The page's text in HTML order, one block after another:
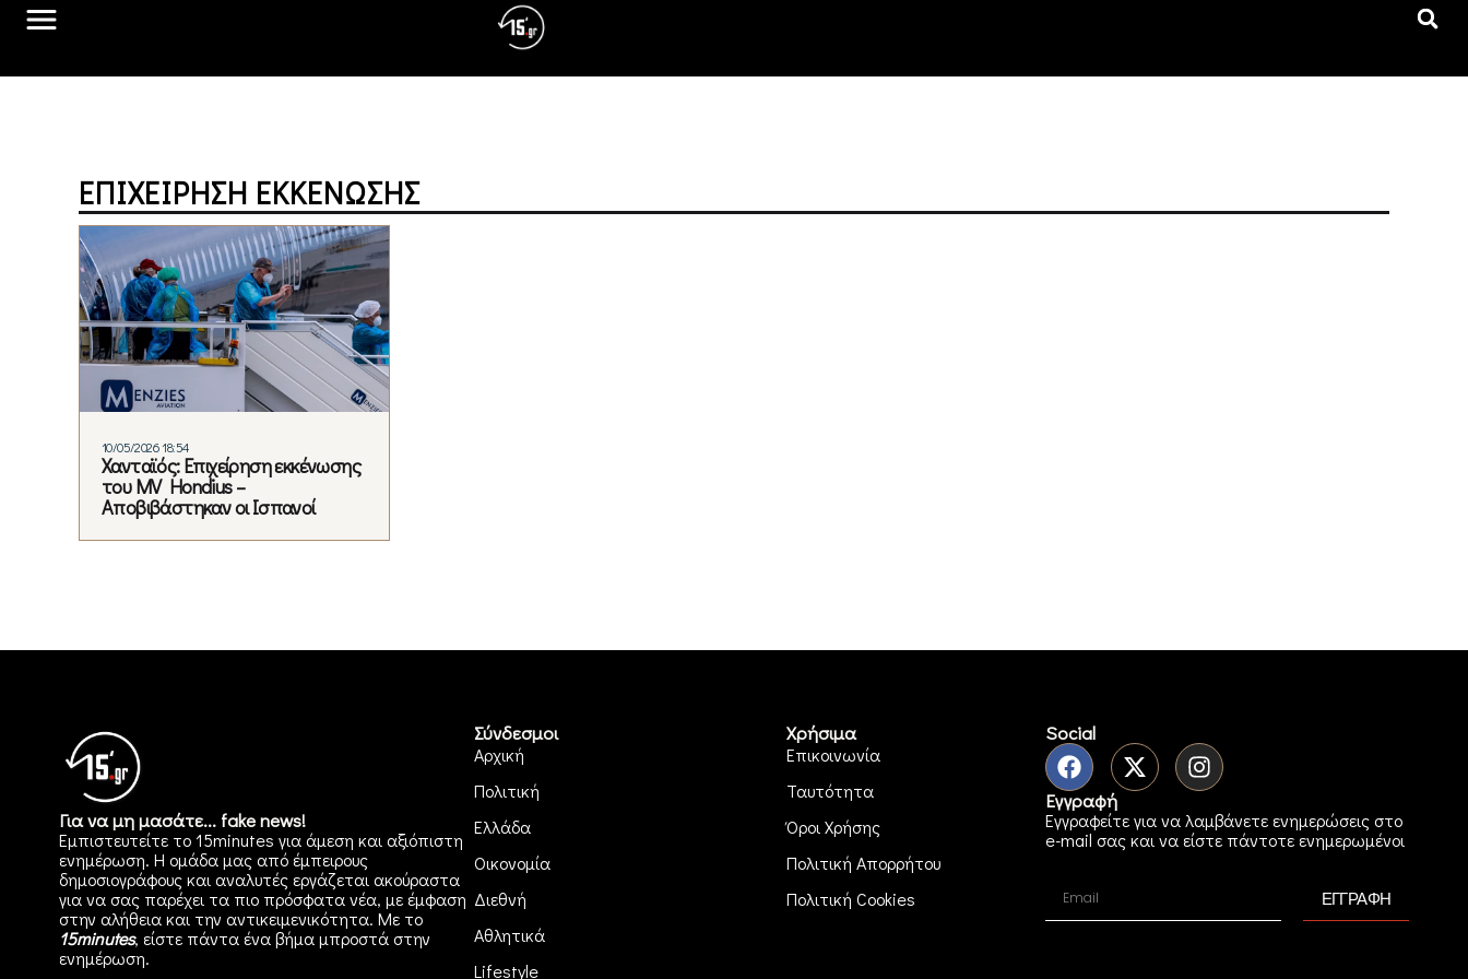
EΠΙΧΕΊΡΗΣΗ ΕΚΚΈΝΩΣΗΣ
10/05/2026 18:54
Χανταϊός: Eπιχείρηση εκκένωσης
του MV Hondius –
Αποβιβάστηκαν οι Ισπανοί
Για να μη μασάτε... fake news!
Εμπιστευτείτε το 15minutes για άμεση και αξιόπιστη
ενημέρωση. Η ομάδα μας από έμπειρους
δημοσιογράφους και αναλυτές εργάζεται ακούραστα
για να σας παρέχει τα πιο πρόσφατα νέα, με έμφαση
στην αλήθεια και την αντικειμενικότητα. Με το
15minutes, είστε πάντα ένα βήμα μπροστά στην
ενημέρωση.
Σύνδεσμοι
Αρχική
Πολιτική
Ελλάδα
Οικονομία
Διεθνή
Αθλητικά
Lifestyle
Χρήσιμα
Επικοινωνία
Ταυτότητα
Όροι Χρήσης
Πολιτική Απορρήτου
Πολιτική Cookies
Social
Εγγραφή
Εγγραφείτε για να λαμβάνετε ενημερώσεις στο
e-mail σας και να είστε πάντοτε ενημερωμένοι
ΕΓΓΡΑΦΗ